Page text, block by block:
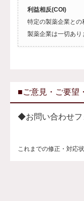
利益相反(COI)
特定の製薬企業と
製薬企業は一切あり
■ご意見・ご要望
◆お問い合わせ
これまでの修正・対応